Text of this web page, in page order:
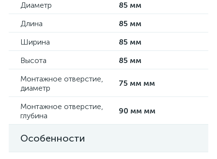
Диаметр
85 мм
Длина
85 мм
Ширина
85 мм
Высота
85 мм
Монтажное отверстие,
диаметр
75 мм мм
Монтажное отверстие,
глубина
90 мм мм
Особенности